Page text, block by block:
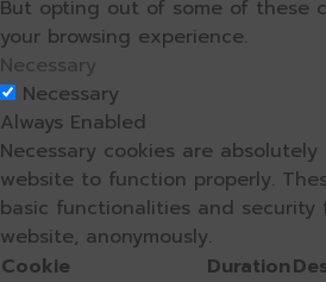
But opting out of some of these
your browsing experience.
Necessary
Necessary
Always Enabled
Necessary cookies are
website to function properly.
basic functionalities and
website, anonymously.
Cookie
Duration